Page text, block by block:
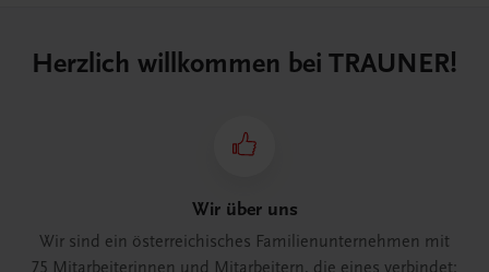
Herzlich willkommen bei TRAUNER!
Wir über uns
Wir sind ein österreichisches Familienunternehmen mit
75 Mitarbeiterinnen und Mitarbeitern, die eines verbindet: